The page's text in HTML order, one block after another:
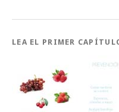
LEA EL PRIMER